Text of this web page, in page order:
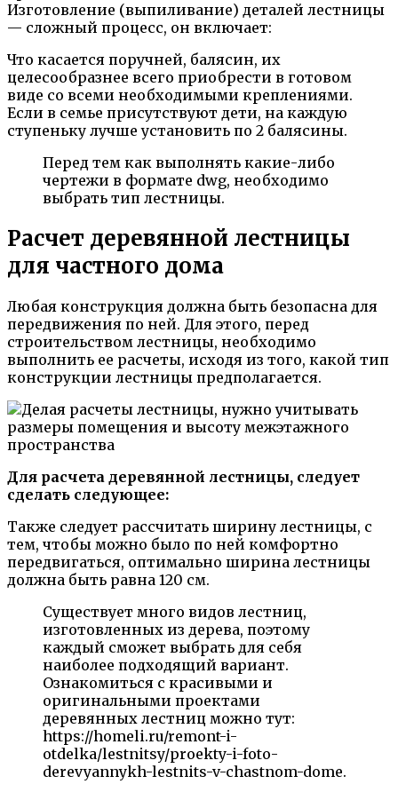
Изготовление (выпиливание) деталей лестницы
— сложный процесс, он включает:
Что касается поручней, балясин, их
целесообразнее всего приобрести в готовом
виде со всеми необходимыми креплениями.
Если в семье присутствуют дети, на каждую
ступеньку лучше установить по 2 балясины.
Перед тем как выполнять какие-либо
чертежи в формате dwg, необходимо
выбрать тип лестницы.
Расчет деревянной лестницы
для частного дома
Любая конструкция должна быть безопасна для
передвижения по ней. Для этого, перед
строительством лестницы, необходимо
выполнить ее расчеты, исходя из того, какой тип
конструкции лестницы предполагается.
Для расчета деревянной лестницы, следует
сделать следующее:
Также следует рассчитать ширину лестницы, с
тем, чтобы можно было по ней комфортно
передвигаться, оптимально ширина лестницы
должна быть равна 120 см.
Существует много видов лестниц,
изготовленных из дерева, поэтому
каждый сможет выбрать для себя
наиболее подходящий вариант.
Ознакомиться с красивыми и
оригинальными проектами
деревянных лестниц можно тут:
https://homeli.ru/remont-i-
otdelka/lestnitsy/proekty-i-foto-
derevyannykh-lestnits-v-chastnom-dome.